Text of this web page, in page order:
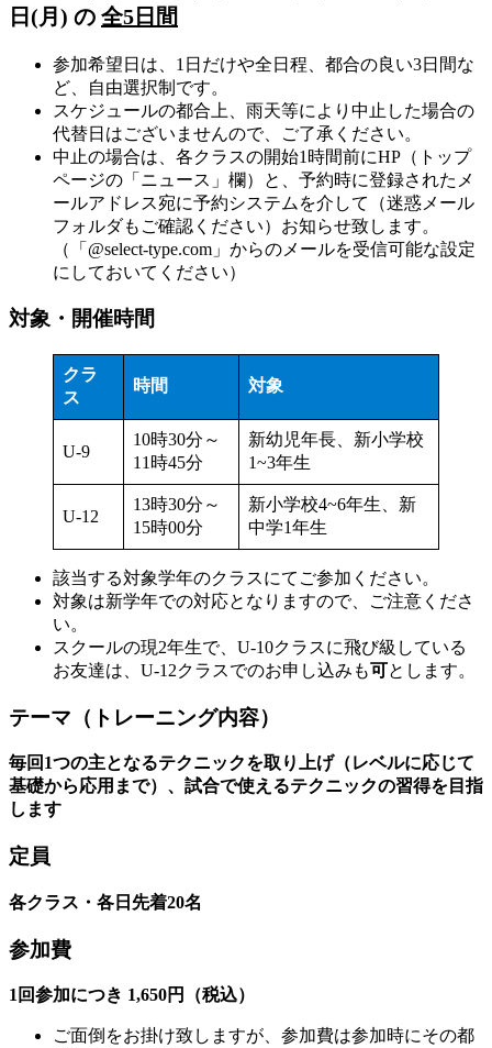
日(月) の 全5日間
参加希望日は、1日だけや全日程、都合の良い3日間な
ど、自由選択制です。
スケジュールの都合上、雨天等により中止した場合の
代替日はございませんので、ご了承ください。
中止の場合は、各クラスの開始1時間前にHP（トップ
ページの「ニュース」欄）と、予約時に登録されたメ
ールアドレス宛に予約システムを介して（迷惑メール
フォルダもご確認ください）お知らせ致します。
（「@select-type.com」からのメールを受信可能な設定
にしておいてください）
対象・開催時間
クラ
ス
時間 対象
U-9
10時30分～
11時45分
新幼児年長、 新小学校
1~3年生
U-12
13時30分～
15時00分
新小学校4~6年生、 新
中学1年生
該当する対象学年のクラスにてご参加ください。
対象は新学年での対応となりますので、ご注意くださ
い。
スクールの現2年生で、U-10クラスに飛び級している
お友達は、U-12クラスでのお申し込みも可とします。
テーマ（トレーニング内容）
毎回1つの主となるテクニックを取り上げ（レベルに応じて
基礎から応用まで）、試合で使えるテクニックの習得を目指
します
定員
各クラス・各日先着20名
参加費
1回参加につき 1,650円（税込）
ご面倒をお掛け致しますが、参加費は参加時にその都